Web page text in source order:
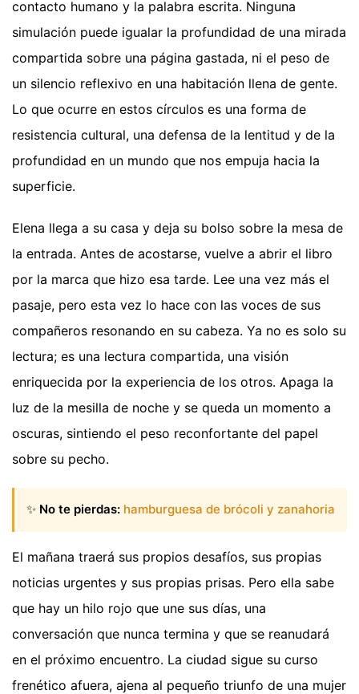
contacto humano y la palabra escrita. Ninguna
simulación puede igualar la profundidad de una mirada
compartida sobre una página gastada, ni el peso de
un silencio reflexivo en una habitación llena de gente.
Lo que ocurre en estos círculos es una forma de
resistencia cultural, una defensa de la lentitud y de la
profundidad en un mundo que nos empuja hacia la
superficie.
Elena llega a su casa y deja su bolso sobre la mesa de
la entrada. Antes de acostarse, vuelve a abrir el libro
por la marca que hizo esa tarde. Lee una vez más el
pasaje, pero esta vez lo hace con las voces de sus
compañeros resonando en su cabeza. Ya no es solo su
lectura; es una lectura compartida, una visión
enriquecida por la experiencia de los otros. Apaga la
luz de la mesilla de noche y se queda un momento a
oscuras, sintiendo el peso reconfortante del papel
sobre su pecho.
✨ No te pierdas: hamburguesa de brócoli y zanahoria
El mañana traerá sus propios desafíos, sus propias
noticias urgentes y sus propias prisas. Pero ella sabe
que hay un hilo rojo que une sus días, una
conversación que nunca termina y que se reanudará
en el próximo encuentro. La ciudad sigue su curso
frenético afuera, ajena al pequeño triunfo de una mujer